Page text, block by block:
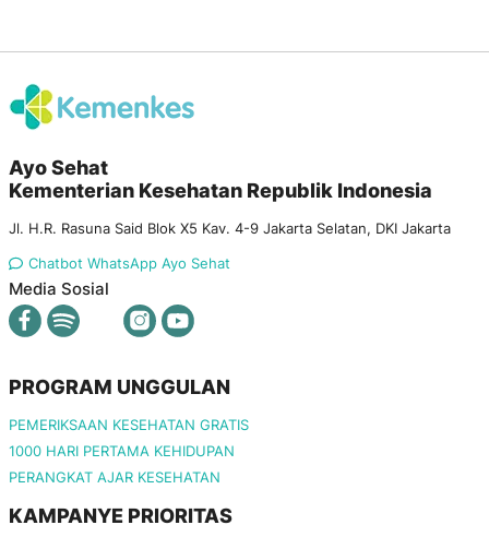
Ayo Sehat
Kementerian Kesehatan Republik Indonesia
Jl. H.R. Rasuna Said Blok X5 Kav. 4-9 Jakarta Selatan, DKI Jakarta
Chatbot WhatsApp Ayo Sehat
Media Sosial
PROGRAM UNGGULAN
PEMERIKSAAN KESEHATAN GRATIS
1000 HARI PERTAMA KEHIDUPAN
PERANGKAT AJAR KESEHATAN
KAMPANYE PRIORITAS